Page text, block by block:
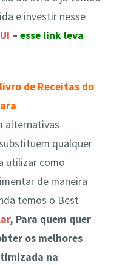
e investir nesse
– esse link leva
de Receitas do
alternativas
qualquer
utilizar como
de maneira
temos o Best
, Para quem quer
os melhores
na